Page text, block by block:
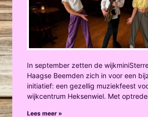
In september zetten de
Haagse Beemden zich in voor een
initiatief: een gezellig muziekfeest
wijkcentrum Heksenwiel. Met
Lees meer »